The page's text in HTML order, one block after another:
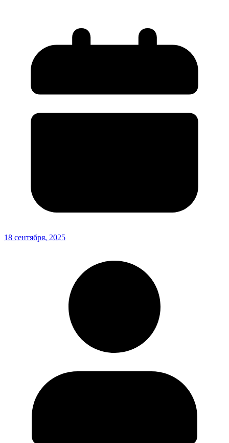
18 сентября, 2025